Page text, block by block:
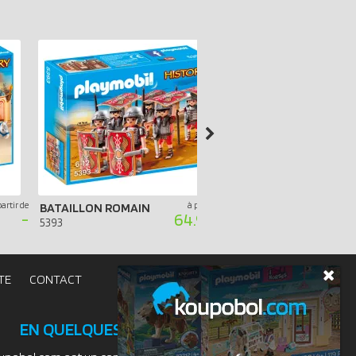
de
-
BATAILLON ROMAIN
5393
à partir de
64.99 €
CONTACT
EN QUELQUES MOTS